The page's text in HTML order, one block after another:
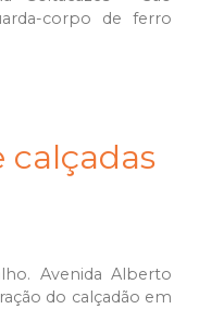
corpo de ferro
calçadas
Avenida Alberto
do calçadão em